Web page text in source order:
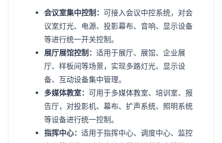
会议室集中控制： 可接入会议中控系统，对会
议室灯光、电源、投影幕布、音响、显示设备
等进行统一开关控制。
展厅展馆控制： 适用于展厅、展馆、企业展
厅、样板间等场景，实现多路灯光、显示设
备、互动设备集中管理。
多媒体教室： 可用于多媒体教室、培训室、报
告厅，对投影机、幕布、扩声系统、照明系统
等设备进行统一控制。
指挥中心： 适用于指挥中心、调度中心、监控